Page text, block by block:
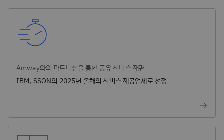
Amway와의 파트너십을 통한 공유 서비스 재편
IBM, SSON의 2025년 올해의 서비스 제공업체로 선정